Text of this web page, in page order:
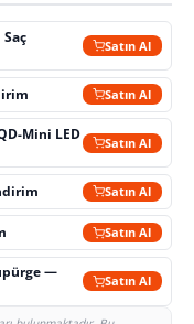
Satın Al
Satın Al
Mini LED
Satın Al
Satın Al
Satın Al
—
Satın Al